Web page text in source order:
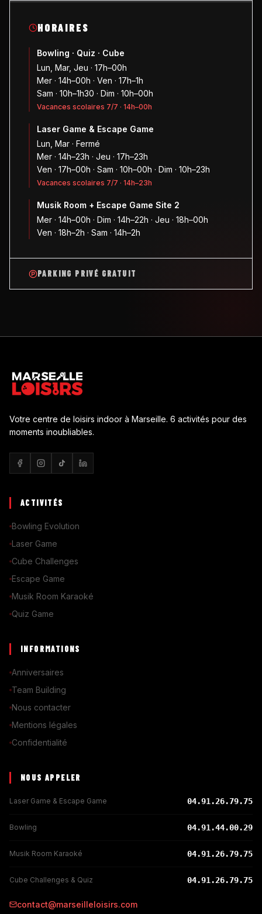
HORAIRES
Bowling · Quiz · Cube
Lun, Mar, Jeu · 17h–00h
Mer · 14h–00h · Ven · 17h–1h
Sam · 10h–1h30 · Dim · 10h–00h
Vacances scolaires 7/7 · 14h–00h
Laser Game & Escape Game
Lun, Mar · Fermé
Mer · 14h–23h · Jeu · 17h–23h
Ven · 17h–00h · Sam · 10h–00h · Dim · 10h–23h
Vacances scolaires 7/7 · 14h–23h
Musik Room + Escape Game Site 2
Mer · 14h–00h · Dim · 14h–22h · Jeu · 18h–00h
Ven · 18h–2h · Sam · 14h–2h
PARKING PRIVÉ GRATUIT
Votre centre de loisirs indoor à Marseille. 6 activités pour des
moments inoubliables.
ACTIVITÉS
Bowling Evolution
Laser Game
Cube Challenges
Escape Game
Musik Room Karaoké
Quiz Game
INFORMATIONS
Anniversaires
Team Building
Nous contacter
Mentions légales
Confidentialité
NOUS APPELER
Laser Game & Escape Game 04.91.26.79.75
Bowling 04.91.44.00.29
Musik Room Karaoké 04.91.26.79.75
Cube Challenges & Quiz 04.91.26.79.75
contact@marseilleloisirs.com